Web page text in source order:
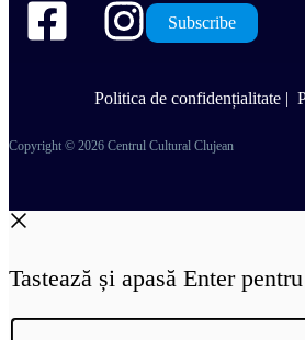
Subscribe
Politica de confidențialitate |
Copyright © 2026 Centrul Cultural Clujean
Tastează și apasă Enter